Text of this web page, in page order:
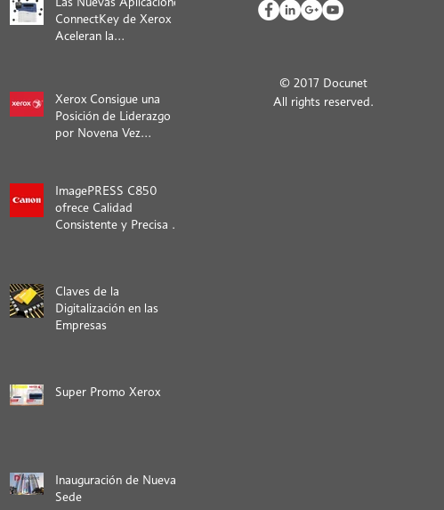
ConnectKey de Xerox
Aceleran la
Xerox Consigue una
Posición de Liderazgo
por Novena Vez
ImagePRESS C850
ofrece Calidad
Consistente y Precisa en
Claves de la
Digitalización en las
Empresas
Super Promo Xerox
Inauguración de Nueva
Sede
© 2017 Docunet
All rights reserved.